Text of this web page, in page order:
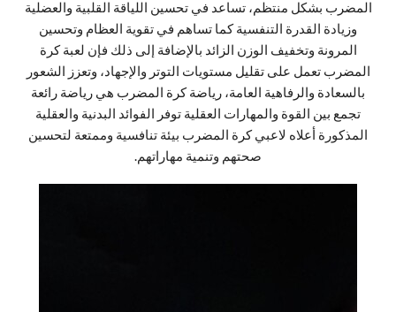
المضرب بشكل منتظم، تساعد في تحسين اللياقة القلبية والعضلية
وزيادة القدرة التنفسية كما تساهم في تقوية العظام وتحسين
المرونة وتخفيف الوزن الزائد بالإضافة إلى ذلك فإن لعبة كرة
المضرب تعمل على تقليل مستويات التوتر والإجهاد، وتعزز الشعور
بالسعادة والرفاهية العامة، رياضة كرة المضرب هي رياضة رائعة
تجمع بين القوة والمهارات العقلية توفر الفوائد البدنية والعقلية
المذكورة أعلاه لاعبي كرة المضرب بيئة تنافسية وممتعة لتحسين
صحتهم وتنمية مهاراتهم.